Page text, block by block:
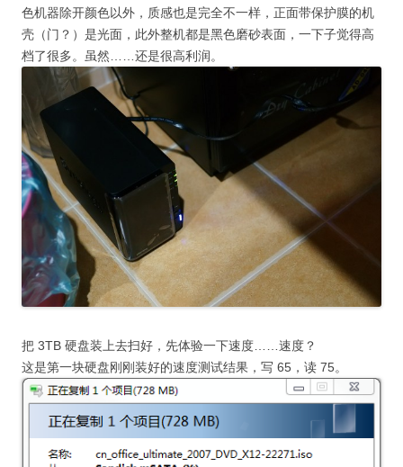
色机器除开颜色以外，质感也是完全不一样，正面带保护膜的机
壳（门？）是光面，此外整机都是黑色磨砂表面，一下子觉得高
档了很多。虽然……还是很高利润。
把 3TB 硬盘装上去扫好，先体验一下速度……速度？
这是第一块硬盘刚刚装好的速度测试结果，写 65，读 75。